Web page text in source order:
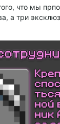
что мы
а три